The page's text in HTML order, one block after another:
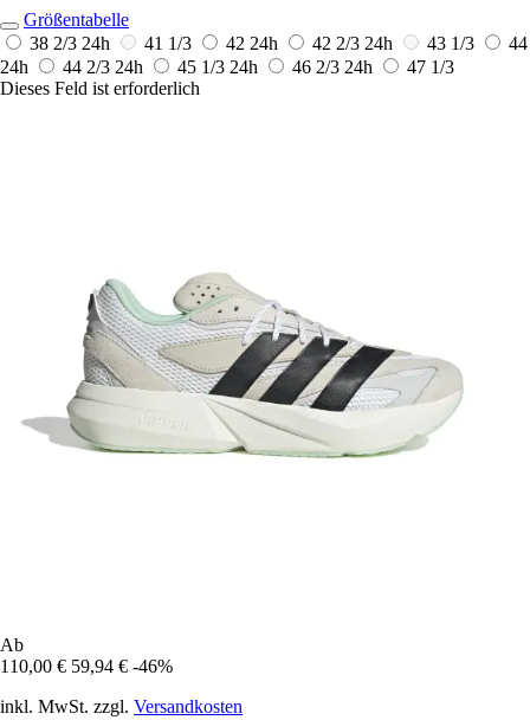
Größentabelle
38 2/3 24h 41 1/3 42 24h 42 2/3 24h 43 1/3
44
24h
44 2/3 24h 45 1/3 24h 46 2/3 24h
47 1/3
Dieses Feld ist erforderlich
Ab
110,00 € 59,94 € -46%
inkl. MwSt. zzgl. Versandkosten